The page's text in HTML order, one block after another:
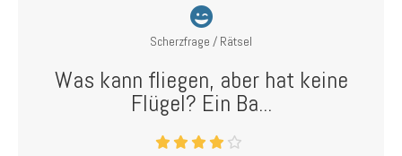
Scherzfrage / Rätsel
Was kann fliegen, aber hat keine
Flügel? Ein Ba...